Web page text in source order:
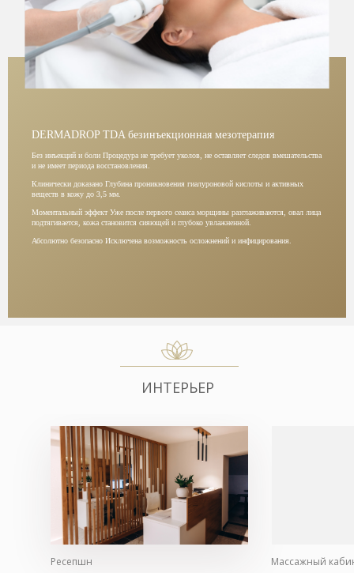
DERMADROP TDA безинъекционная мезотерапия
Без инъекций и боли Процедура не требует уколов, не оставляет следов вмешательства
и не имеет периода восстановления.
Клинически доказано Глубина проникновения гиалуроновой кислоты и активных
веществ в кожу до 3,5 мм.
Моментальный эффект Уже после первого сеанса морщины разглаживаются, овал лица
подтягивается, кожа становится сияющей и глубоко увлажненной.
Абсолютно безопасно Исключена возможность осложнений и инфицирования.
ИНТЕРЬЕР
Ресепшн Массажный